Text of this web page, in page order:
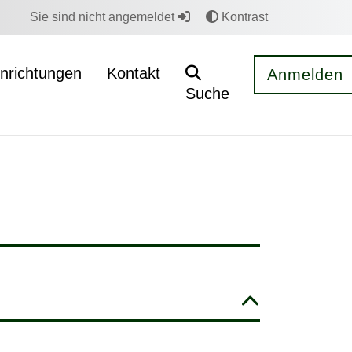
Sie sind nicht angemeldet Kontrast
Kontakt
Suche
Anmelden